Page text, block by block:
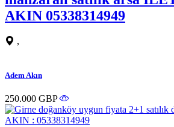
AKIN 05338314949
,
Adem Akın
250.000 GBP